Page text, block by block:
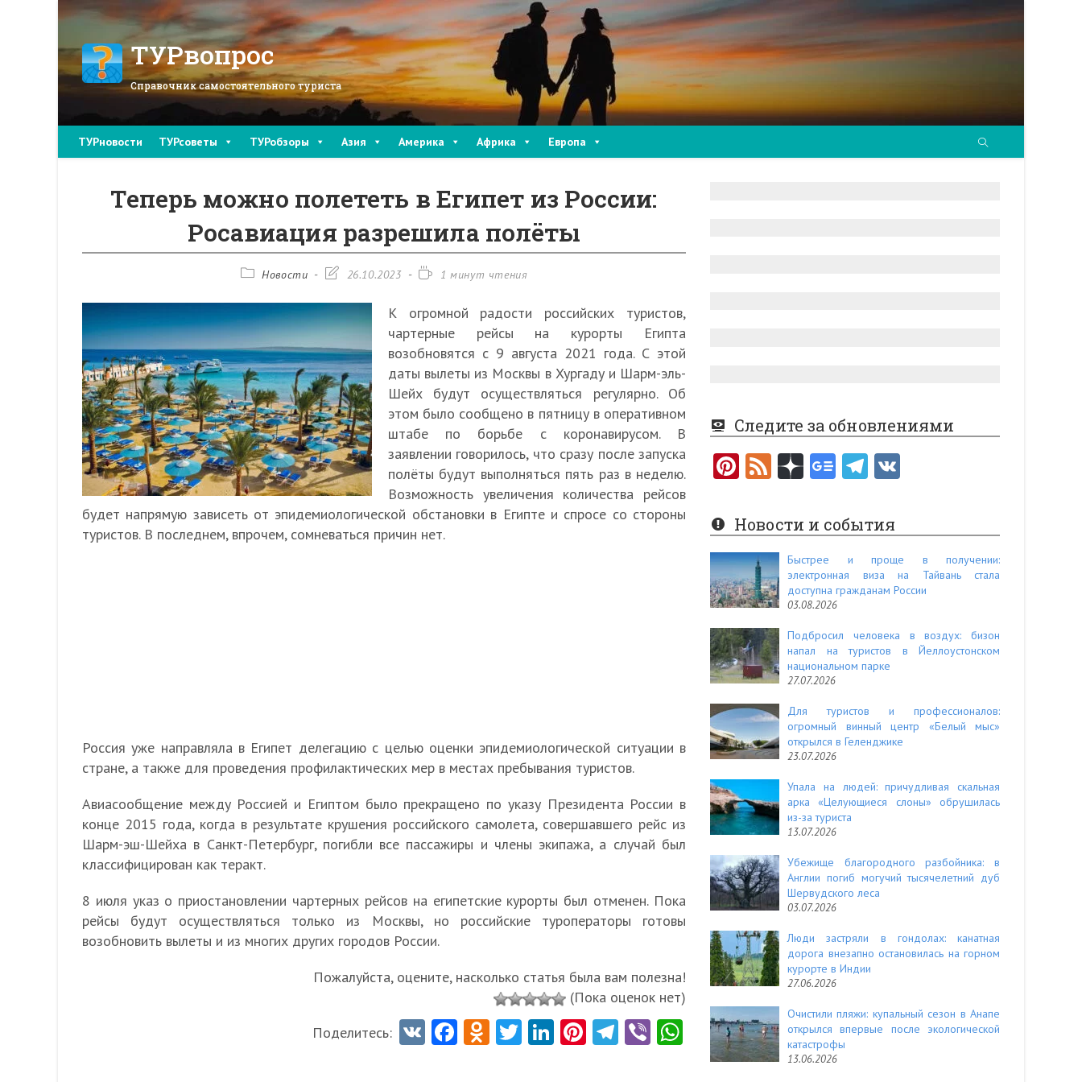
ТУРвопрос
Справочник самостоятельного туриста
ТУРновости ТУРсоветы ТУРобзоры Азия Америка Африка Европа
Теперь можно полететь в Египет из России:
Росавиация разрешила полёты
РубрикаНовости
Запись26.10.2023
Время1 минут чтения
К огромной радости российских туристов,
чартерные рейсы на курорты Египта
возобновятся с 9 августа 2021 года. С этой
даты вылеты из Москвы в Хургаду и Шарм-эль-
Шейх будут осуществляться регулярно. Об
этом было сообщено в пятницу в оперативном
штабе по борьбе с коронавирусом. В
заявлении говорилось, что сразу после запуска
полёты будут выполняться пять раз в неделю.
Возможность увеличения количества рейсов
будет напрямую зависеть от эпидемиологической обстановки в Египте и спросе со стороны
туристов. В последнем, впрочем, сомневаться причин нет.
Россия уже направляла в Египет делегацию с целью оценки эпидемиологической ситуации в
стране, а также для проведения профилактических мер в местах пребывания туристов.
Авиасообщение между Россией и Египтом было прекращено по указу Президента России в
конце 2015 года, когда в результате крушения российского самолета, совершавшего рейс из
Шарм-эш-Шейха в Санкт-Петербург, погибли все пассажиры и члены экипажа, а случай был
классифицирован как теракт.
8 июля указ о приостановлении чартерных рейсов на египетские курорты был отменен. Пока
рейсы будут осуществляться только из Москвы, но российские туроператоры готовы
возобновить вылеты и из многих других городов России.
Пожалуйста, оцените, насколько статья была вам полезна!
(Пока оценок нет)
Поделитесь:
VFa O T Li PiTe Vi
Следите за обновлениями
Pi
er
es
t
F
e
d
Новости и события
Быстрее и проще в получении:
электронная виза на Тайвань стала
доступна гражданам России
03.08.2026
Подбросил человека в воздух: бизон
напал на туристов в Йеллоустонском
национальном парке
27.07.2026
Для туристов и профессионалов:
огромный винный центр «Белый мыс»
открылся в Геленджике
23.07.2026
Упала на людей: причудливая скальная
арка «Целующиеся слоны» обрушилась
из-за туриста
13.07.2026
Убежище благородного разбойника: в
Англии погиб могучий тысячелетний дуб
Шервудского леса
03.07.2026
Люди застряли в гондолах: канатная
дорога внезапно остановилась на горном
курорте в Индии
27.06.2026
Очистили пляжи: купальный сезон в Анапе
открылся впервые после экологической
катастрофы
13.06.2026